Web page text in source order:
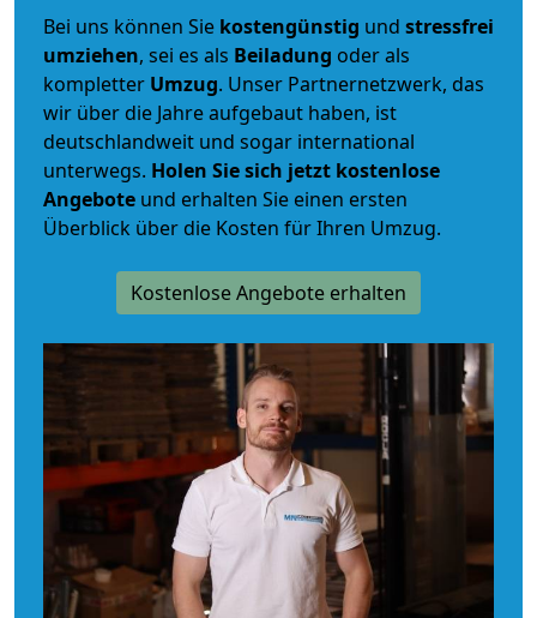
Bei uns können Sie kostengünstig und stressfrei
umziehen, sei es als Beiladung oder als
kompletter Umzug. Unser Partnernetzwerk, das
wir über die Jahre aufgebaut haben, ist
deutschlandweit und sogar international
unterwegs. Holen Sie sich jetzt kostenlose
Angebote und erhalten Sie einen ersten
Überblick über die Kosten für Ihren Umzug.
Kostenlose Angebote erhalten